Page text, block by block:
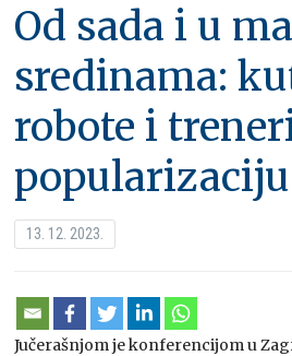
Od sada i u
sredinama:
robote i
13. 12. 2023.
Jučerašnjom je konferencijom u